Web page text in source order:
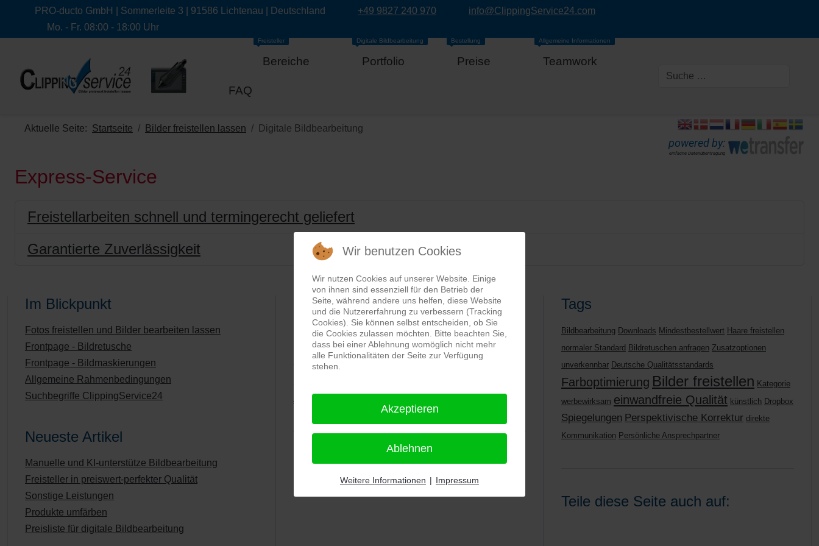
PRO-ducto GmbH | Sommerleite 3 | 91586 Lichtenau | Deutschland +49 9827 240 970
info@ClippingService24.com
Mo. - Fr. 08:00 - 18:00 Uhr
Bereiche
Freisteller
Portfolio
Digitale Bildbearbeitung
Preise
Bestellung
Teamwork
Allgemeine Informationen
FAQ
Aktuelle Seite: Startseite Bilder freistellen lassen Digitale Bildbearbeitung
powered by:
einfache Datenübertragung
Express-Service
Freistellarbeiten schnell und termingerecht geliefert
Garantierte Zuverlässigkeit
Im Blickpunkt
Fotos freistellen und Bilder bearbeiten lassen
Frontpage - Bildretusche
Frontpage - Bildmaskierungen
Allgemeine Rahmenbedingungen
Suchbegriffe ClippingService24
Neueste Artikel
Manuelle und KI-unterstütze Bildbearbeitung
Freisteller in preiswert-perfekter Qualität
Sonstige Leistungen
Produkte umfärben
Preisliste für digitale Bildbearbeitung
PRO-ducto GmbH, Fotografie und Bildbearbeitung in
Lichtenau
⭐⭐⭐⭐⭐ 144 Google-Rezensionen
Alle Rezensionen ansehen
Tags
Bildbearbeitung Downloads Mindestbestellwert Haare freistellen
normaler Standard Bildretuschen anfragen Zusatzoptionen
unverkennbar Deutsche Qualitätsstandards
Farboptimierung Bilder freistellen Kategorie
werbewirksam einwandfreie Qualität künstlich Dropbox
Spiegelungen Perspektivische Korrektur direkte
Kommunikation Persönliche Ansprechpartner
Teile diese Seite auch auf:
Wir benutzen Cookies
Wir nutzen Cookies auf unserer Website. Einige
von ihnen sind essenziell für den Betrieb der
Seite, während andere uns helfen, diese Website
und die Nutzererfahrung zu verbessern (Tracking
Cookies). Sie können selbst entscheiden, ob Sie
die Cookies zulassen möchten. Bitte beachten Sie,
dass bei einer Ablehnung womöglich nicht mehr
alle Funktionalitäten der Seite zur Verfügung
stehen.
Akzeptieren
Ablehnen
Weitere Informationen | Impressum